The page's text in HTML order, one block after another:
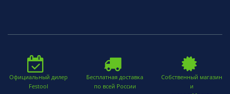
Официальный дилер
Festool
Бесплатная доставка
по всей России
Собственный магазин
и